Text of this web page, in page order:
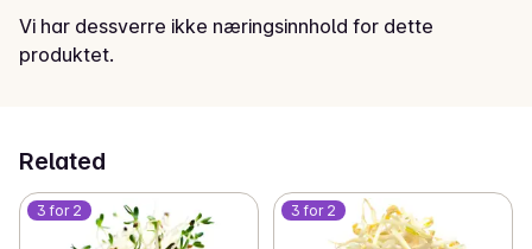
Vi har dessverre ikke næringsinnhold for dette
produktet.
Related
3 for 2 3 for 2